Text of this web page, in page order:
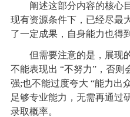
阐述这部分内容的核心目
现有资源条件下，已经尽最
了一定成果，自身能力也得
但需要注意的是，展现
不能表现出 “不努力”，否则
强;也不能过度夸大 “能力出
足够专业能力，无需再通过
录取概率。